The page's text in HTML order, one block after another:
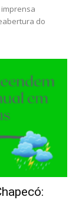
do